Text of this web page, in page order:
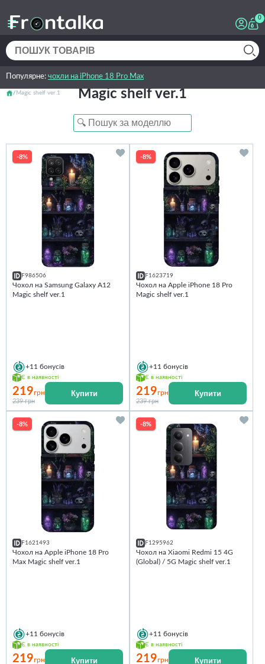
0
Популярне: чохли на iPhone 18 Pro Max
Magic shelf ver.1 Magic shelf ver.1
-8%
F986506
Чохол на Samsung Galaxy A12
Magic shelf ver.1
+11 бонусів
Є в наявності
219грн
239 грн
Купити
-8%
F1623719
Чохол на Apple iPhone 18 Pro
Magic shelf ver.1
+11 бонусів
Є в наявності
219грн
239 грн
Купити
-8%
F1621493
Чохол на Apple iPhone 18 Pro
Max Magic shelf ver.1
+11 бонусів
Є в наявності
219грн Купити
-8%
F1295962
Чохол на Xiaomi Redmi 15 4G
(Global) / 5G Magic shelf ver.1
+11 бонусів
Є в наявності
219грн Купити